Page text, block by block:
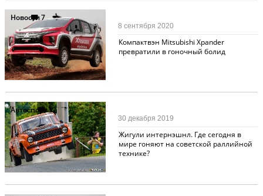
Новости7
Компактвэн Mitsubishi Xpander
превратили в гоночный болид
8 сентября 2020
Автоспорт32
Жигули интернэшнл. Где сегодня в
мире гоняют на советской раллийной
технике?
30 декабря 2019